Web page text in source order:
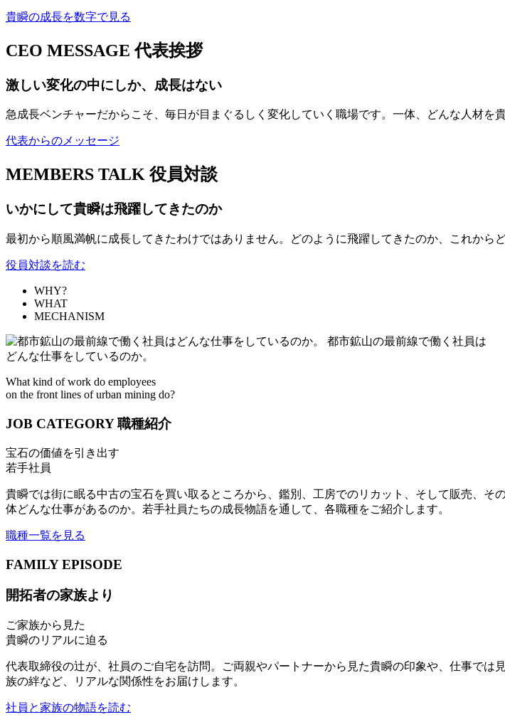
貴瞬の成長を数字で見る
CEO MESSAGE 代表挨拶
激しい変化の中にしか、成長はない
急成長ベンチャーだからこそ、毎日が目まぐるしく変化していく職場です。一体、どんな人材を
代表からのメッセージ
MEMBERS TALK 役員対談
いかにして貴瞬は飛躍してきたのか
最初から順風満帆に成長してきたわけではありません。どのように飛躍してきたのか、これから
役員対談を読む
WHY?
WHAT
MECHANISM
都市鉱山の最前線で働く社員は
どんな仕事をしているのか。
What kind of work do employees
on the front lines of urban mining do?
JOB CATEGORY 職種紹介
宝石の価値を引き出す
若手社員
貴瞬では街に眠る中古の宝石を買い取るところから、鑑別、工房でのリカット、そして販売、
体どんな仕事があるのか。若手社員たちの成長物語を通して、各職種をご紹介します。
職種一覧を見る
FAMILY EPISODE
開拓者の家族より
ご家族から見た
貴瞬のリアルに迫る
代表取締役の辻が、社員のご自宅を訪問。ご両親やパートナーから見た貴瞬の印象や、仕事で
族の絆など、リアルな関係性をお届けします。
社員と家族の物語を読む